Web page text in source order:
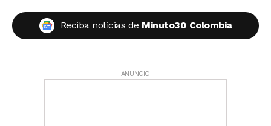
Reciba noticias de Minuto30 Colombia
ANUNCIO